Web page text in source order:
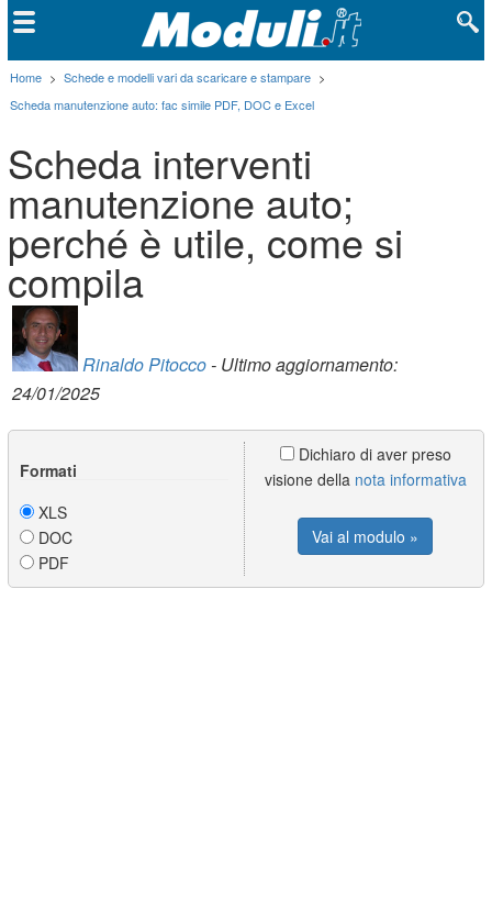
Home > Schede e modelli vari da scaricare e stampare >
Scheda manutenzione auto: fac simile PDF, DOC e Excel
Scheda interventi
manutenzione auto;
perché è utile, come si
compila
Rinaldo Pitocco- Ultimo aggiornamento:
24/01/2025
Formati
XLS
DOC
PDF
Dichiaro di aver preso
visione della nota informativa
Vai al modulo »